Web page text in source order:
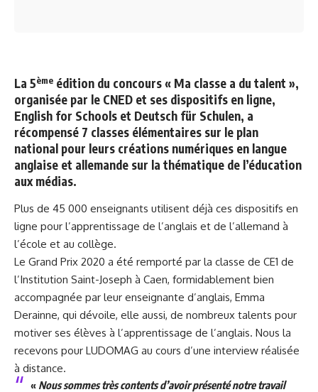
La 5ème édition du concours « Ma classe a du talent »,
organisée par le CNED et ses dispositifs en ligne,
English for Schools et Deutsch für Schulen, a
récompensé 7 classes élémentaires sur le plan
national pour leurs créations numériques en langue
anglaise et allemande sur la thématique de l’éducation
aux médias.
Plus de 45 000 enseignants utilisent déjà ces dispositifs en
ligne pour l’apprentissage de l’anglais et de l’allemand à
l’école et au collège.
Le Grand Prix 2020 a été remporté par la classe de CE1 de
l’Institution Saint-Joseph à Caen, formidablement bien
accompagnée par leur enseignante d’anglais, Emma
Derainne, qui dévoile, elle aussi, de nombreux talents pour
motiver ses élèves à l’apprentissage de l’anglais. Nous la
recevons pour LUDOMAG au cours d’une interview réalisée
à distance.
« Nous sommes très contents d’avoir présenté notre travail